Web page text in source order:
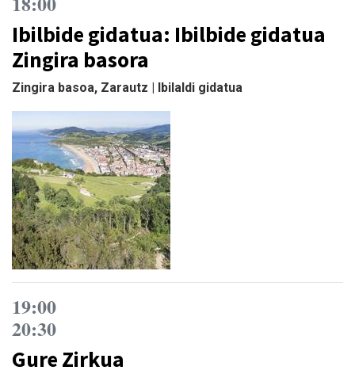
Ibilbide gidatua: Ibilbide gidatua
Zingira basora
Zingira basoa, Zarautz | Ibilaldi gidatua
19:00
20:30
Gure Zirkua